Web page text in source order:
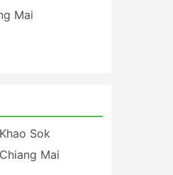
Mai
Sok
Mai